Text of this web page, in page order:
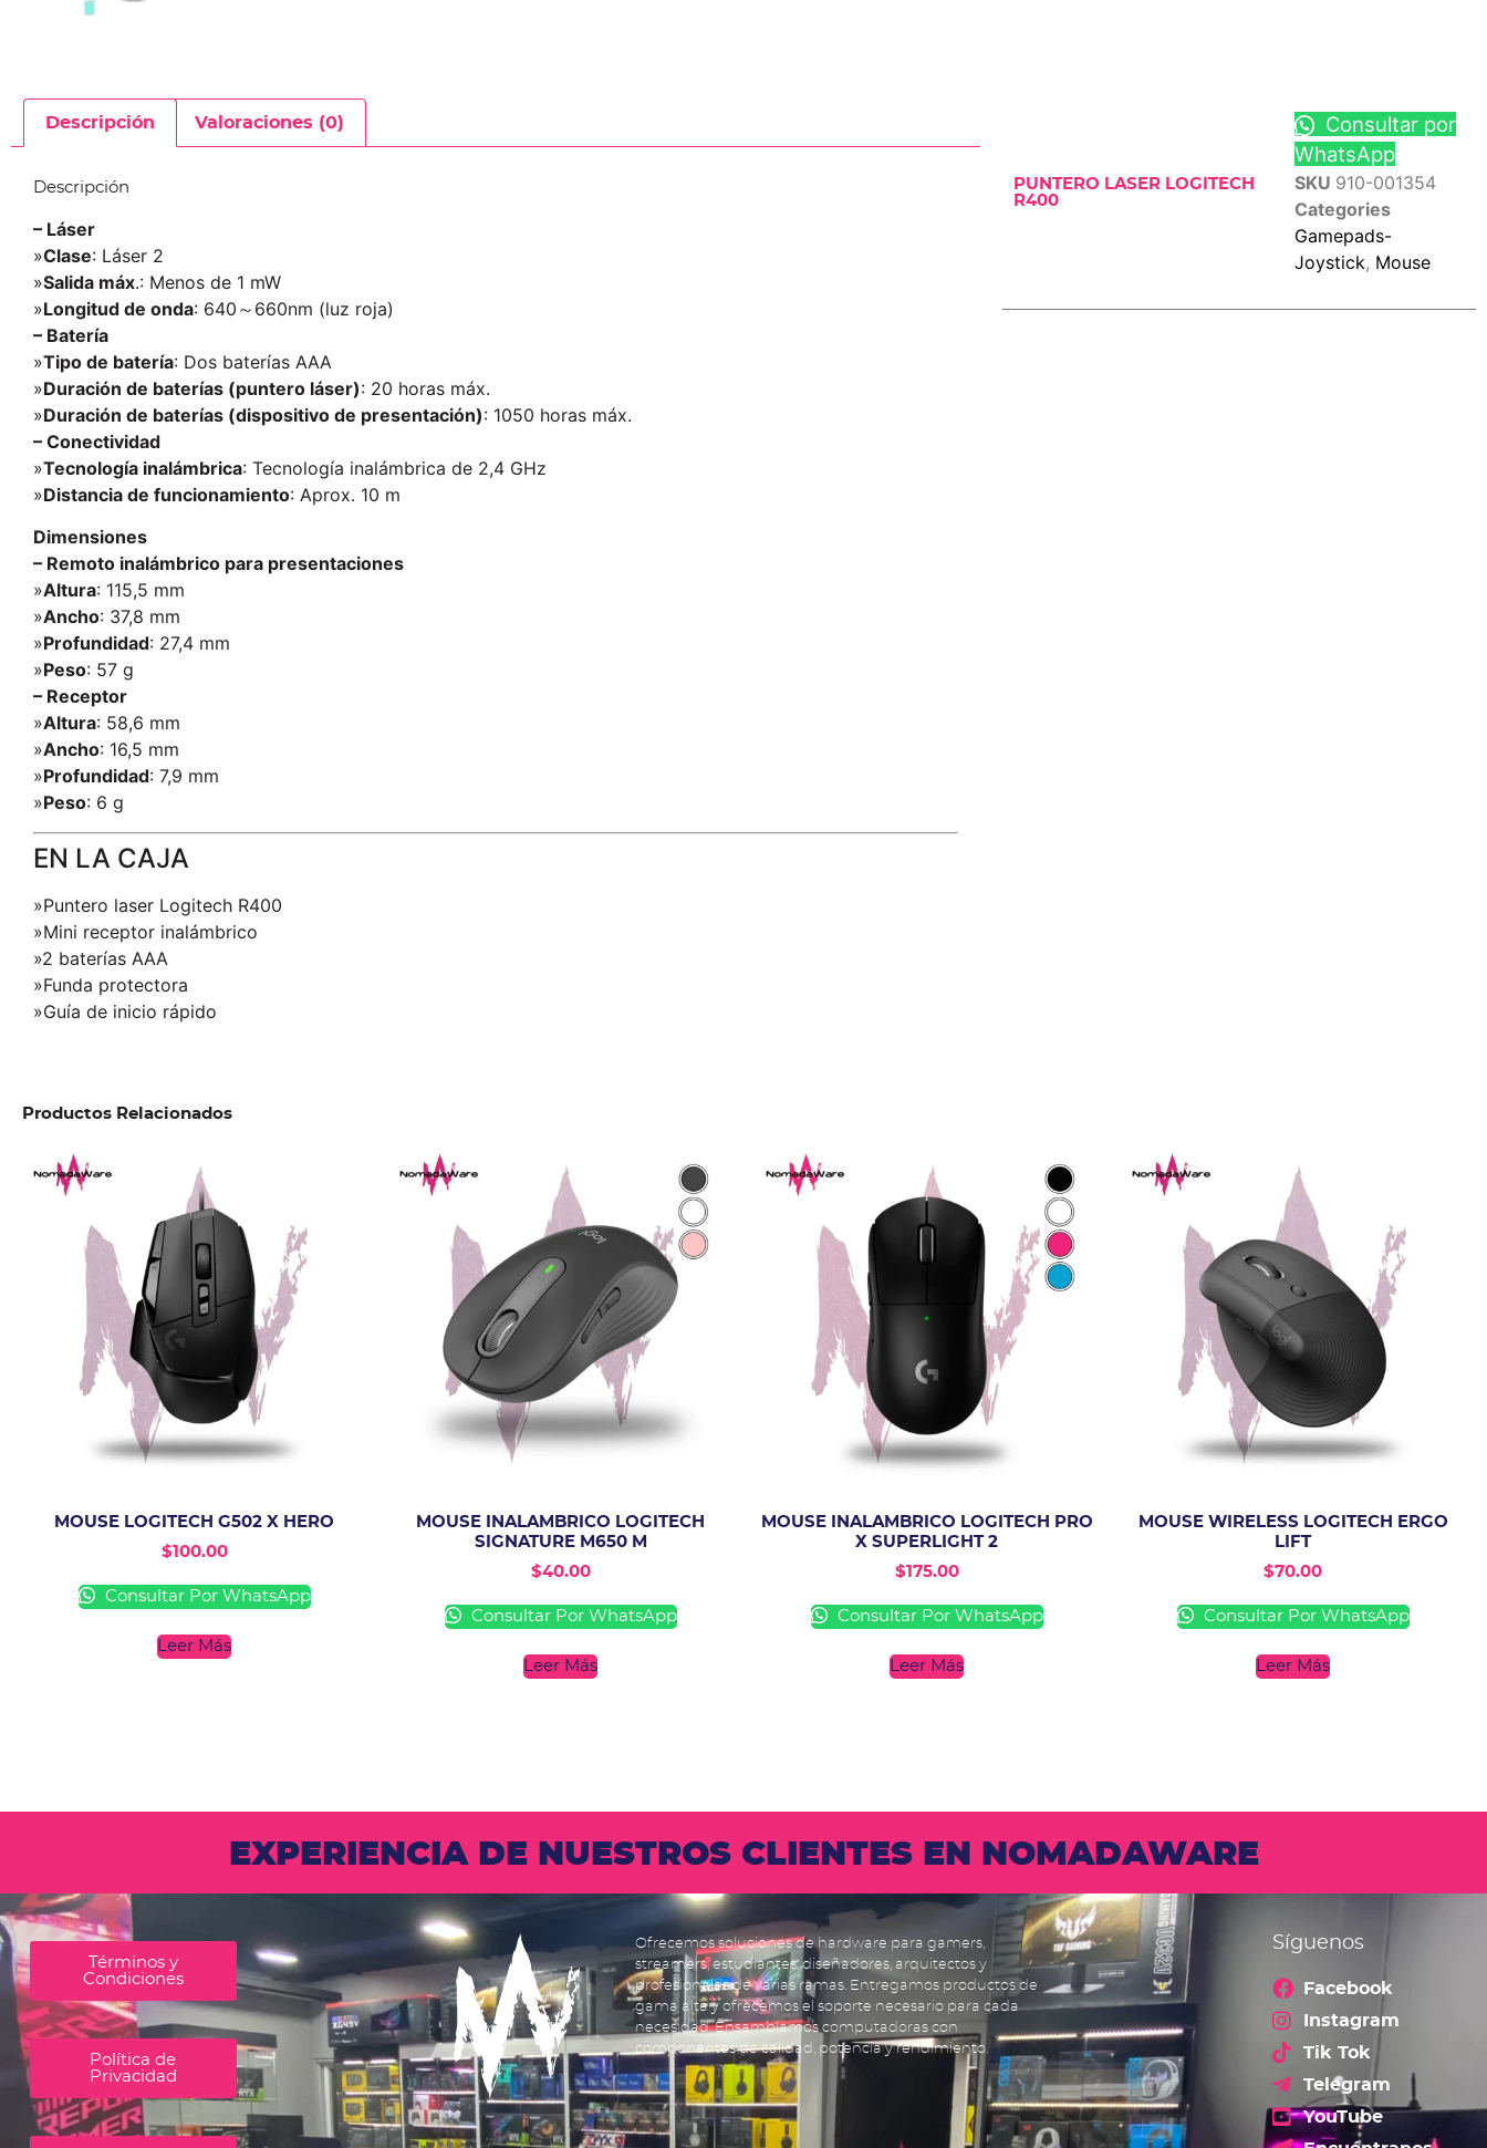
Descripción Valoraciones (0)
Descripción
– Láser
»Clase: Láser 2
»Salida máx.: Menos de 1 mW
»Longitud de onda: 640～660nm (luz roja)
– Batería
»Tipo de batería: Dos baterías AAA
»Duración de baterías (puntero láser): 20 horas máx.
»Duración de baterías (dispositivo de presentación): 1050 horas máx.
– Conectividad
»Tecnología inalámbrica: Tecnología inalámbrica de 2,4 GHz
»Distancia de funcionamiento: Aprox. 10 m
Dimensiones
– Remoto inalámbrico para presentaciones
»Altura: 115,5 mm
»Ancho: 37,8 mm
»Profundidad: 27,4 mm
»Peso: 57 g
– Receptor
»Altura: 58,6 mm
»Ancho: 16,5 mm
»Profundidad: 7,9 mm
»Peso: 6 g
EN LA CAJA
»Puntero laser Logitech R400
»Mini receptor inalámbrico
»2 baterías AAA
»Funda protectora
»Guía de inicio rápido
PUNTERO LASER LOGITECH
R400
Consultar por
WhatsApp
SKU 910-001354
Categories
Gamepads-
Joystick, Mouse
Productos Relacionados
MOUSE LOGITECH G502 X HERO
$100.00
Consultar Por WhatsApp
Leer Más
MOUSE INALAMBRICO LOGITECH
SIGNATURE M650 M
$40.00
Consultar Por WhatsApp
Leer Más
MOUSE INALAMBRICO LOGITECH PRO
X SUPERLIGHT 2
$175.00
Consultar Por WhatsApp
Leer Más
MOUSE WIRELESS LOGITECH ERGO
LIFT
$70.00
Consultar Por WhatsApp
Leer Más
EXPERIENCIA DE NUESTROS CLIENTES EN NOMADAWARE
Términos y
Condiciones
Política de
Privacidad
Ofrecemos soluciones de hardware para gamers,
streamers, estudiantes, diseñadores, arquitectos y
profesionales de varias ramas. Entregamos productos de
gama alta y ofrecemos el soporte necesario para cada
necesidad. Ensamblamos computadoras con
componentes de calidad, potencia y rendimiento.
Síguenos
Facebook
Instagram
Tik Tok
Telegram
YouTube